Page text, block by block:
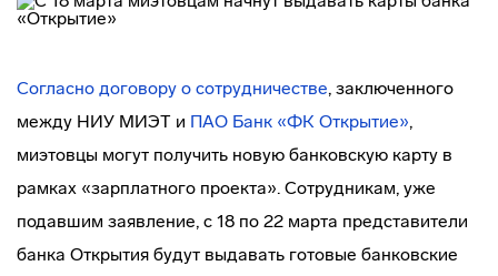
Согласно договору о сотрудничестве, заключенного
между НИУ МИЭТ и ПАО Банк «ФК Открытие»,
миэтовцы могут получить новую банковскую карту в
рамках «зарплатного проекта». Сотрудникам, уже
подавшим заявление, с 18 по 22 марта представители
банка Открытия будут выдавать готовые банковские